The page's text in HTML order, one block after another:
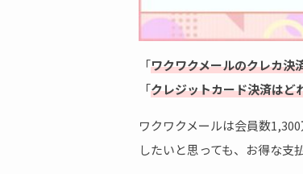
「ワクワクメールのクレカ決
「クレジットカード決済はど
ワクワクメールは会員数
したいと思っても、お得な支